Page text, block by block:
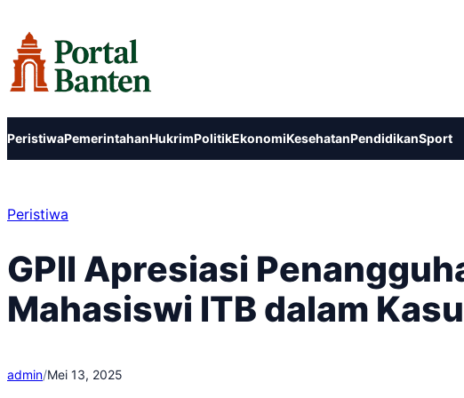
ke
konten
PeristiwaPemerintahanHukrimPolitikEkonomiKesehatanPendidikanSport
Peristiwa
GPII Apresiasi
Mahasiswi ITB dalam
admin/Mei 13, 2025